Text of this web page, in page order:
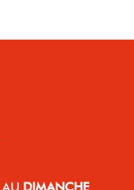
AU DIMANCHE